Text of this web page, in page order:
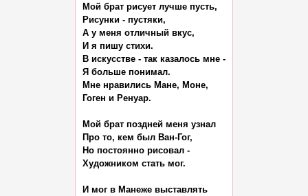
Мой брат рисует лучше пусть,
Рисунки - пустяки,
А у меня отличный вкус,
И я пишу стихи.
В искусстве - так казалось мне -
Я больше понимал.
Мне нравились Мане, Моне,
Гоген и Ренуар.
Мой брат поздней меня узнал
Про то, кем был Ван-Гог,
Но постоянно рисовал -
Художником стать мог.
И мог в Манеже выставлять